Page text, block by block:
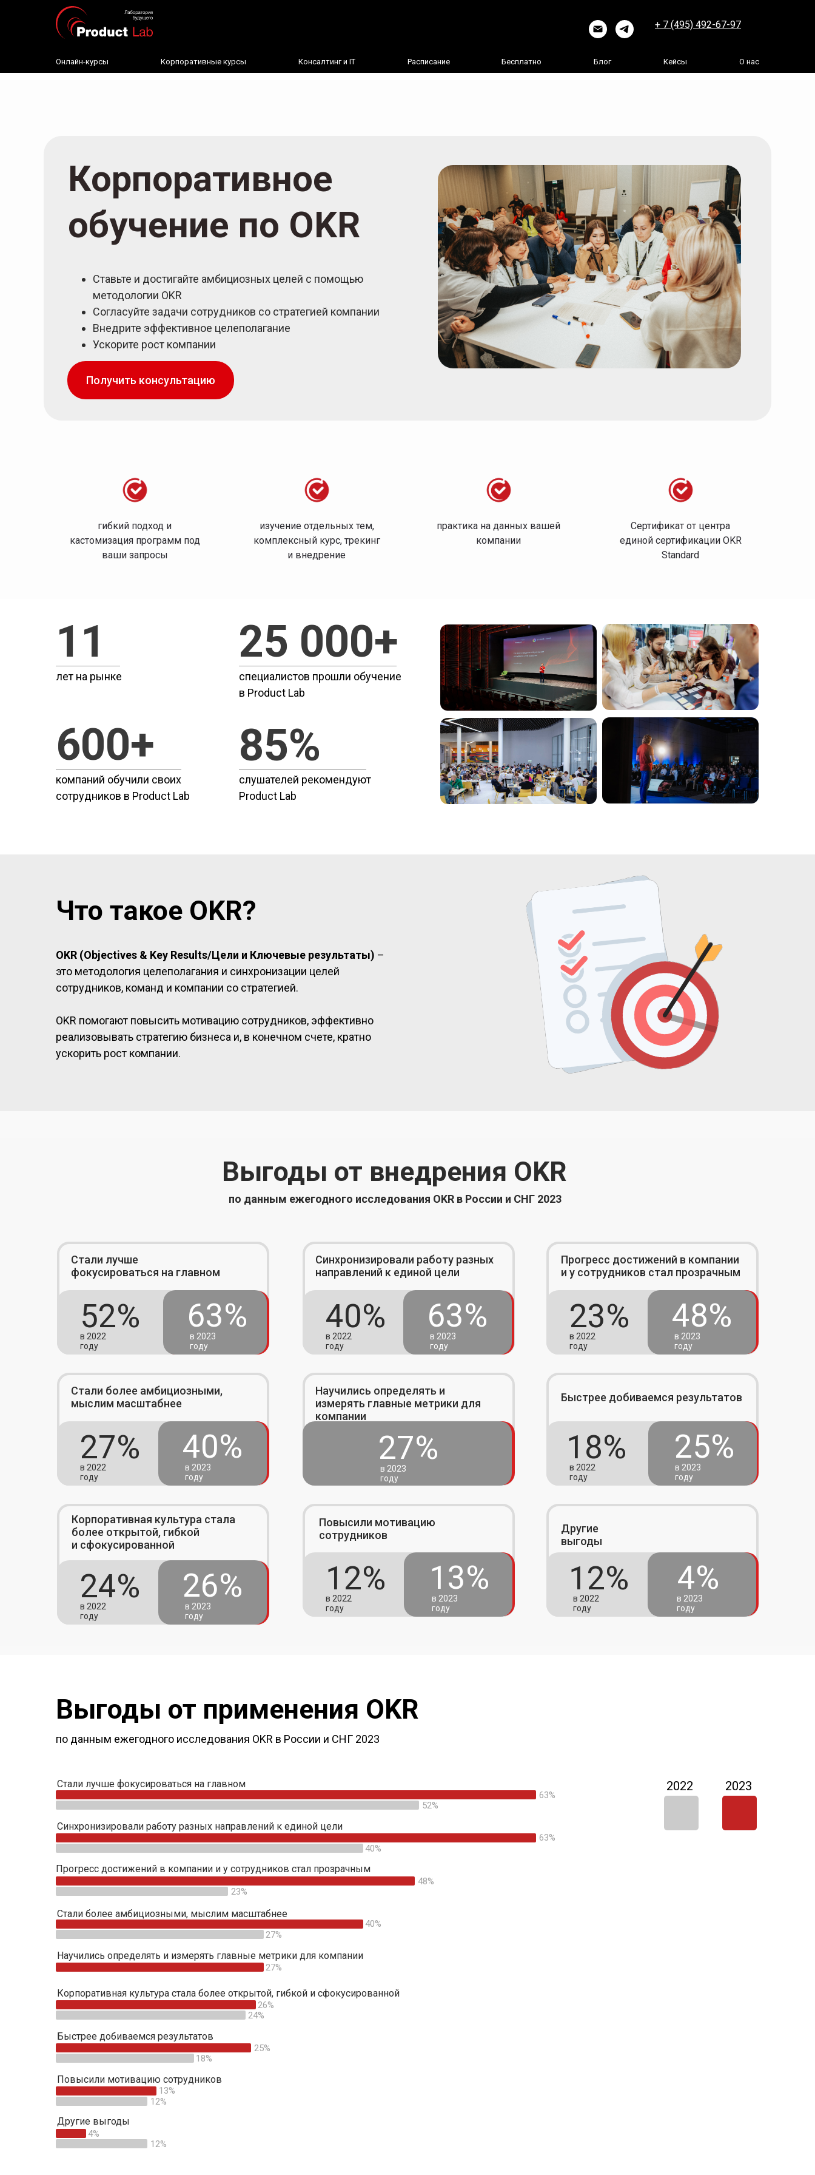
+ 7 (495) 492-67-97
Онлайн-курсы Корпоративные курсы Консалтинг и IT Расписание Бесплатно Блог Кейсы О нас
Ставьте и достигайте амбициозных целей с помощью
методологии OKR
Согласуйте задачи сотрудников со стратегией компании
Внедрите эффективное целеполагание
Ускорите рост компании
Получить консультацию
Корпоративное
обучение по OKR
гибкий подход и
кастомизация программ под
ваши запросы
изучение отдельных тем,
комплексный курс, трекинг
и внедрение
практика на данных вашей
компании
Сертификат от центра
единой сертификации OKR
Standard
11 25 000+
85%
600+
лет на рынке
специалистов прошли обучение
в Product Lab
компаний обучили своих
сотрудников в Product Lab
слушателей рекомендуют
Product Lab
Что такое OKR?
OKR (Objectives & Key Results/Цели и Ключевые результаты) –
это методология целеполагания и синхронизации целей
сотрудников, команд и компании со стратегией.
OKR помогают повысить мотивацию сотрудников, эффективно
реализовывать стратегию бизнеса и, в конечном счете, кратно
ускорить рост компании.
по данным ежегодного исследования OKR в России и СНГ 2023
Выгоды от внедрения OKR
Стали лучше
фокусироваться на главном
Стали более амбициозными,
мыслим масштабнее
Синхронизировали работу разных
направлений к единой цели
Научились определять и
измерять главные метрики для
компании
Прогресс достижений в компании
и у сотрудников стал прозрачным
Быстрее добиваемся результатов
Повысили мотивацию
сотрудников
Другие
выгоды
Корпоративная культура стала
более открытой, гибкой
и сфокусированной
в 2022
году
в 2022
году
в 2022
году
в 2022
году
в 2022
году
в 2022
году
в 2022
году
в 2022
году
в 2023
году
в 2023
году
в 2023
году
в 2023
году
в 2023
году
в 2023
году
в 2023
году
в 2023
году
в 2023
году
63%
40%
63%
27%
48%
25%
13% 4%
26%
52%
27%
40% 23%
18%
12% 12%
24%
Стали лучше фокусироваться на главном
63%
52%
63%
40%
48%
40%
27%
27%
26%
25%
18%
13%
12%
4%
12%
24%
23%
Синхронизировали работу разных направлений к единой цели
Стали более амбициозными, мыслим масштабнее
Научились определять и измерять главные метрики для компании
Корпоративная культура стала более открытой, гибкой и сфокусированной
Быстрее добиваемся результатов
Повысили мотивацию сотрудников
Другие выгоды
Прогресс достижений в компании и у сотрудников стал прозрачным
Выгоды от применения OKR
по данным ежегодного исследования OKR в России и СНГ 2023
2022 2023